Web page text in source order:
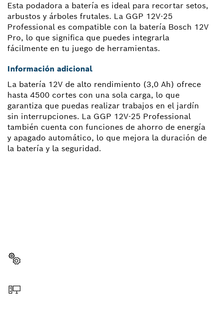
Esta podadora a batería es ideal para recortar setos,
arbustos y árboles frutales. La GGP 12V-25
Professional es compatible con la batería Bosch 12V
Pro, lo que significa que puedes integrarla
fácilmente en tu juego de herramientas.
Información adicional
La batería 12V de alto rendimiento (3,0 Ah) ofrece
hasta 4500 cortes con una sola carga, lo que
garantiza que puedas realizar trabajos en el jardín
sin interrupciones. La GGP 12V-25 Professional
también cuenta con funciones de ahorro de energía
y apagado automático, lo que mejora la duración de
la batería y la seguridad.